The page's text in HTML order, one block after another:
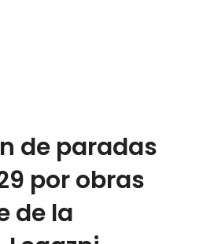
de paradas
por obras
de la